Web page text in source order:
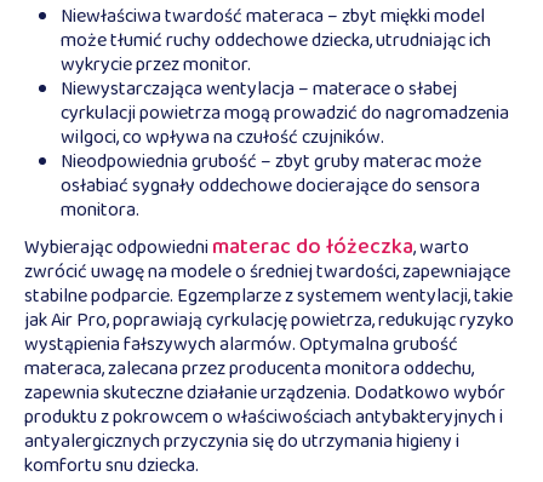
Niewłaściwa twardość materaca – zbyt miękki model
może tłumić ruchy oddechowe dziecka, utrudniając ich
wykrycie przez monitor.
Niewystarczająca wentylacja – materace o słabej
cyrkulacji powietrza mogą prowadzić do nagromadzenia
wilgoci, co wpływa na czułość czujników.
Nieodpowiednia grubość – zbyt gruby materac może
osłabiać sygnały oddechowe docierające do sensora
monitora.
Wybierając odpowiednimaterac do łóżeczka, warto
zwrócić uwagę na modele o średniej twardości, zapewniające
stabilne podparcie. Egzemplarze z systemem wentylacji, takie
jak Air Pro, poprawiają cyrkulację powietrza, redukując ryzyko
wystąpienia fałszywych alarmów. Optymalna grubość
materaca, zalecana przez producenta monitora oddechu,
zapewnia skuteczne działanie urządzenia. Dodatkowo wybór
produktu z pokrowcem o właściwościach antybakteryjnych i
antyalergicznych przyczynia się do utrzymania higieny i
komfortu snu dziecka.